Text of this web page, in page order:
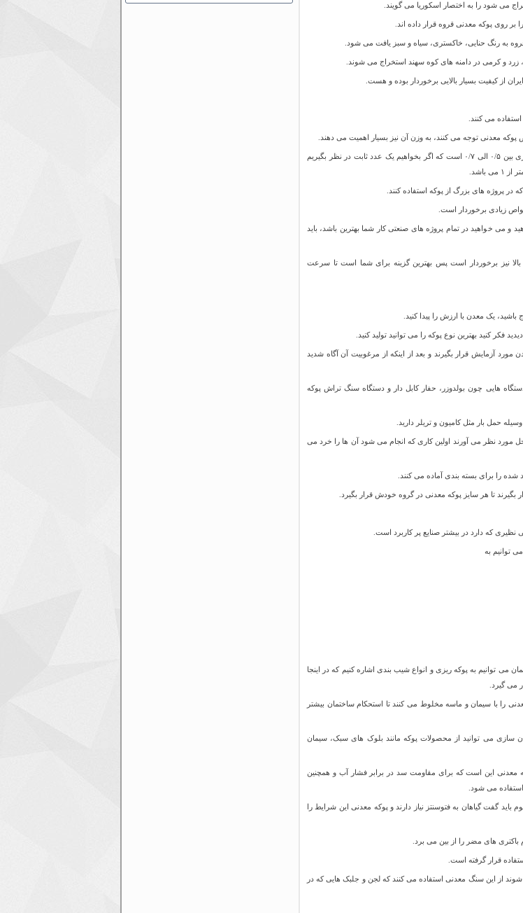
می شود را به اختصار اسکوریا می گویند.
بر روی پوکه معدنی قروه قرار داده اند.
به رنگ حنایی، خاکستری، سیاه و سبز یافت می شود.
زرد و کرمی در دامنه های کوه سهند استخراج می شوند.
از کیفیت بسیار بالایی برخوردار بوده و هست.
می کنند.
پوکه معدنی توجه می کنند، به وزن آن نیز بسیار اهمیت می دهند.
وزنی که پوکه معدنی قروه دارد چیزی بین ۰/۵ الی ۰/۷ است که اگر بخواهیم یک عدد ثابت در نظر بگیریم
پروژه های بزرگ از پوکه استفاده کنند.
زیادی برخوردار است.
و می خواهید در تمام پروژه های صنعتی کار شما بهترین باشد، باید
نیز برخوردار است پس بهترین گزینه برای شما است تا سرعت
باشید، یک معدن با ارزش را پیدا کنید.
فکر کنید بهترین نوع پوکه را می توانید تولید کنید.
مورد آزمایش قرار بگیرند و بعد از اینکه از مرغوبیت آن آگاه شدید
دستگاه هایی چون بولدوزر، حفار کابل دار و دستگاه سنگ تراش پوکه
حمل بار مثل کامیون و تریلر دارید.
مورد نظر می آورند اولین کاری که انجام می شود آن ها را خرد می
را برای بسته بندی آماده می کنند.
بگیرند تا هر سایز پوکه معدنی در گروه خودش قرار بگیرد.
که دارد در بیشتر صنایع پر کاربرد است.
توانیم به
می توانیم به پوکه ریزی و انواع شیب بندی اشاره کنیم که در اینجا
می گیرد.
را با سیمان و ماسه مخلوط می کنند تا استحکام ساختمان بیشتر
سازی می توانید از محصولات پوکه مانند بلوک های سبک، سیمان
معدنی این است که برای مقاومت سد در برابر فشار آب و همچنین
می شود.
باید گفت گیاهان به فتوسنتز نیاز دارند و پوکه معدنی این شرایط را
باکتری های مضر را از بین می برد.
قرار گرفته است.
شوند از این سنگ معدنی استفاده می کنند که لجن و جلبک هایی که در